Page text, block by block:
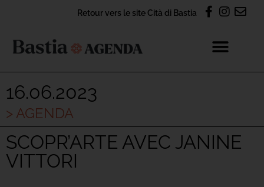
Retour vers le site Cità di Bastia
16.06.2023
> AGENDA
SCOPR’ARTE AVEC JANINE
VITTORI